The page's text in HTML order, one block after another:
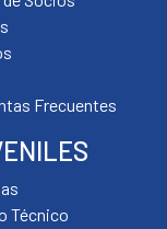
Técnico
Frecuentes